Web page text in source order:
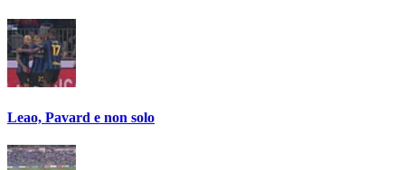
Leao, Pavard e non solo